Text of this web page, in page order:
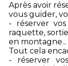
Après avoir
vous guider,
- réserver
raquette,
en montagne...
Tout cela
- réserver